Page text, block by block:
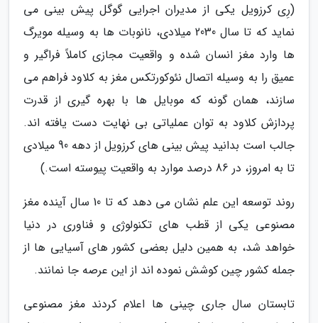
(رِی کرزویل یکی از مدیران اجرایی گوگل پیش بینی می
نماید که تا سال 2030 میلادی، نانوبات ها به وسیله مویرگ
ها وارد مغز انسان شده و واقعیت مجازی کاملاً فراگیر و
عمیق را به وسیله اتصال نئوکورتکس مغز به کلاود فراهم می
سازند، همان گونه که موبایل ها با بهره گیری از قدرت
پردازش کلاود به توان عملیاتی بی نهایت دست یافته اند.
جالب است بدانید پیش بینی های کرزویل از دهه 90 میلادی
تا به امروز، در 86 درصد موارد به واقعیت پیوسته است.)
روند توسعه این علم نشان می دهد که تا 10 سال آینده مغز
مصنوعی یکی از قطب های تکنولوژی و فناوری در دنیا
خواهد شد، به همین دلیل بعضی کشور های آسیایی ها از
جمله کشور چین کوشش نموده اند از این عرصه جا نمانند.
تابستان سال جاری چینی ها اعلام کردند مغز مصنوعی